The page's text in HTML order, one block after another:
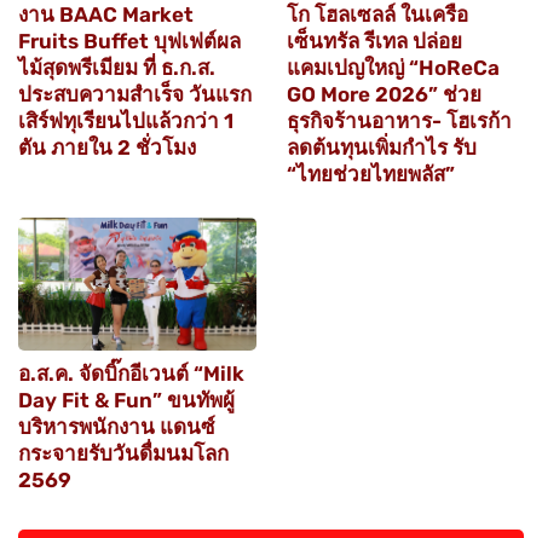
งาน BAAC Market
Fruits Buffet บุฟเฟต์ผล
ไม้สุดพรีเมียม ที่ ธ.ก.ส.
ประสบความสำเร็จ วันแรก
เสิร์ฟทุเรียนไปแล้วกว่า 1
ตัน ภายใน 2 ชั่วโมง
โก โฮลเซลล์ ในเครือ
เซ็นทรัล รีเทล ปล่อย
แคมเปญใหญ่ “HoReCa
GO More 2026” ช่วย
ธุรกิจร้านอาหาร- โฮเรก้า
ลดต้นทุนเพิ่มกำไร รับ
“ไทยช่วยไทยพลัส”
อ.ส.ค. จัดบิ๊กอีเวนต์ “Milk
Day Fit & Fun” ขนทัพผู้
บริหารพนักงาน แดนซ์
กระจายรับวันดื่มนมโลก
2569